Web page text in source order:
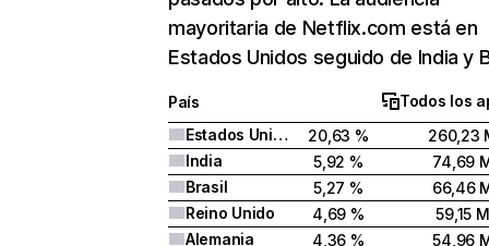
mayoritaria de Netflix.com está en
Estados Unidos seguido de India y
País
Todos los
Estados Unidos
20,63 %
260,23
India
5,92 %
74,69
Brasil
5,27 %
66,46
Reino Unido
4,69 %
59,15 M
Alemania
4,36 % 54,96